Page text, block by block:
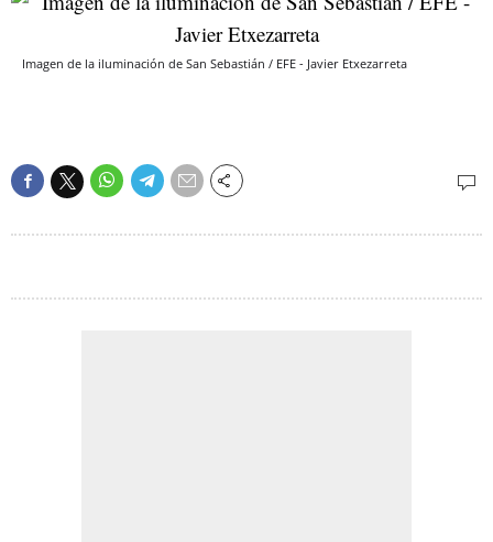
Imagen de la iluminación de San Sebastián / EFE - Javier Etxezarreta